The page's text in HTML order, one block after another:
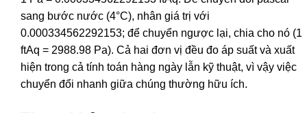
sang bước nước (4°C), nhân giá trị với
0.000334562292153; để chuyển ngược lại, chia cho nó (1
ftAq = 2988.98 Pa). Cả hai đơn vị đều đo áp suất và xuất
hiện trong cả tính toán hàng ngày lẫn kỹ thuật, vì vậy việc
chuyển đổi nhanh giữa chúng thường hữu ích.